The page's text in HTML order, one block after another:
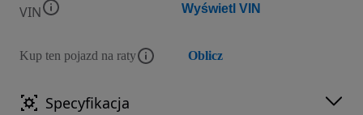
VIN Wyświetl VIN
Kup ten pojazd na raty Oblicz
Specyfikacja